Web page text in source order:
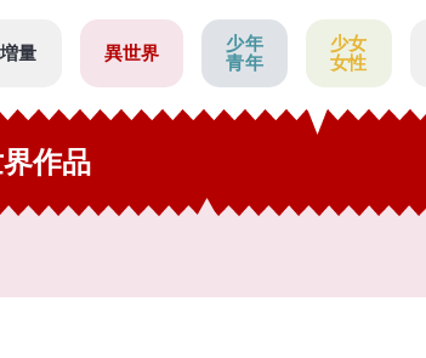
量 異世界
少年
青年
少女
女性
作品